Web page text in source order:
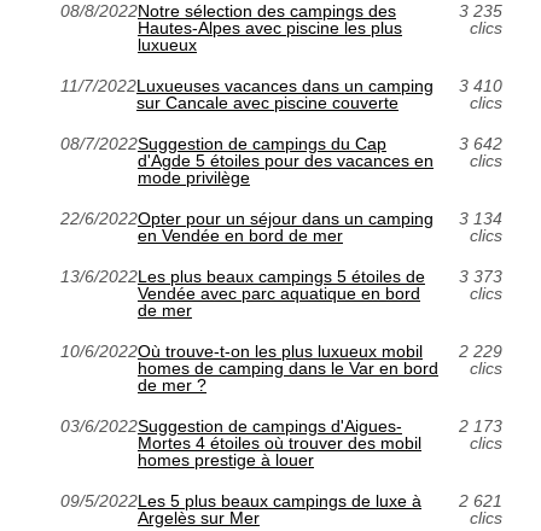
08/8/2022Notre sélection des campings des
Hautes-Alpes avec piscine les plus
luxueux
3 235
clics
11/7/2022Luxueuses vacances dans un camping
sur Cancale avec piscine couverte
3 410
clics
08/7/2022Suggestion de campings du Cap
d'Agde 5 étoiles pour des vacances en
mode privilège
3 642
clics
22/6/2022Opter pour un séjour dans un camping
en Vendée en bord de mer
3 134
clics
13/6/2022Les plus beaux campings 5 étoiles de
Vendée avec parc aquatique en bord
de mer
3 373
clics
10/6/2022Où trouve-t-on les plus luxueux mobil
homes de camping dans le Var en bord
de mer ?
2 229
clics
03/6/2022Suggestion de campings d'Aigues-
Mortes 4 étoiles où trouver des mobil
homes prestige à louer
2 173
clics
09/5/2022Les 5 plus beaux campings de luxe à
Argelès sur Mer
2 621
clics